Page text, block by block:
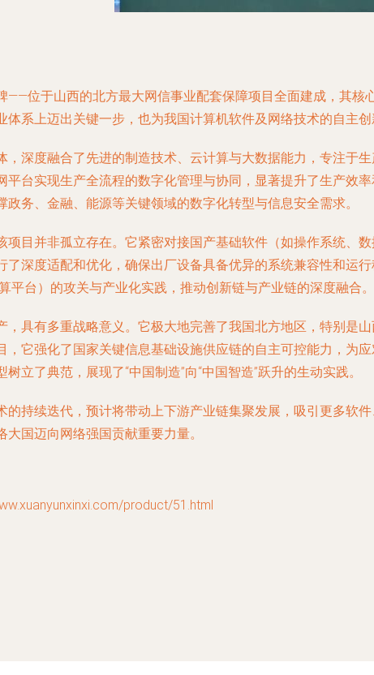
——位于山西的北方最大网信事业配套保障项目全面建成，其核
系上迈出关键一步，也为我国计算机软件及网络技术的自主创
深度融合了先进的制造技术、云计算与大数据能力，专注于
平台实现生产全流程的数字化管理与协同，显著提升了生产效
务、金融、能源等关键领域的数字化转型与信息安全需求。
目并非孤立存在。它紧密对接国产基础软件（如操作系统、
了深度适配和优化，确保出厂设备具备优异的系统兼容性和运
平台）的攻关与产业化实践，推动创新链与产业链的深度融合。
，具有多重战略意义。它极大地完善了我国北方地区，特别是
，它强化了国家关键信息基础设施供应链的自主可控能力，为
立了典范，展现了“中国制造”向“中国智造”跃升的生动实践。
的持续迭代，预计将带动上下游产业链集聚发展，吸引更多软
国迈向网络强国贡献重要力量。
product/51.html